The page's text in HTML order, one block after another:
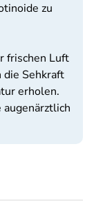
zu
frischen Luft
die Sehkraft
erholen.